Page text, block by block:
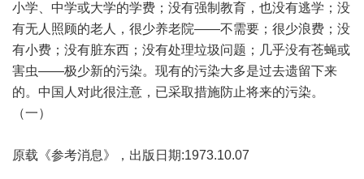
小学、中学或大学的学费；没有强制教育，也没有逃学；没
有无人照顾的老人，很少养老院——不需要；很少浪费；没
有小费；没有脏东西；没有处理垃圾问题；几乎没有苍蝇或
害虫——极少新的污染。现有的污染大多是过去遗留下来
的。中国人对此很注意，已采取措施防止将来的污染。
（一）
原载《参考消息》，出版日期:1973.10.07